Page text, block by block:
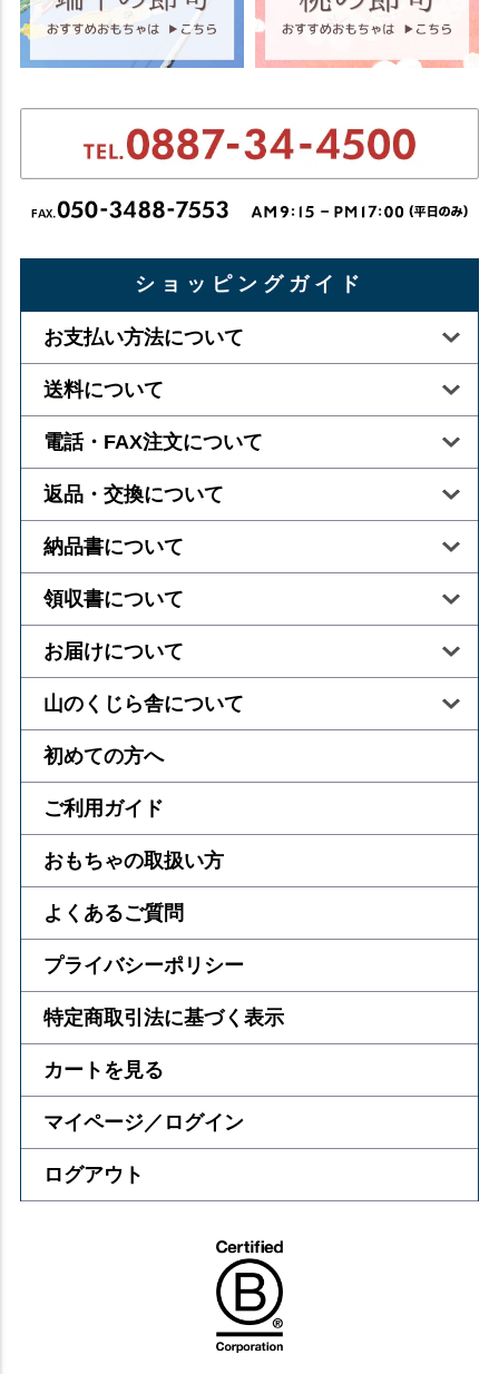
ショッピングガイド
お支払い方法について
送料について
電話・FAX注文について
返品・交換について
納品書について
領収書について
お届けについて
山のくじら舎について
初めての方へ
ご利用ガイド
おもちゃの取扱い方
よくあるご質問
プライバシーポリシー
特定商取引法に基づく表示
カートを見る
マイページ／ログイン
ログアウト